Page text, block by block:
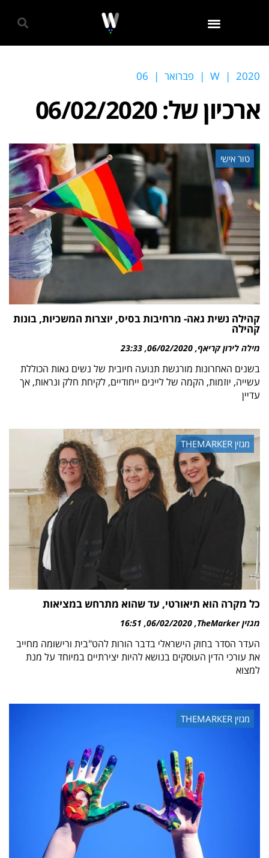
W | 2020
| פברואר |
06
ארכיון של:06/02/2020
טור אישי
קהילה נשית גאה- מרחיבות בסיס, יוצרות המשכיות, בונות
קהילה
מילה לירון קריאף 06/02/2020
23:33
בשנים האחרונות מורגשת תנועה חיובית של נשים גאות הכוללת
עשייה, יוזמות, הקמה של ליינים ייחודיים, לקיחת חלק ונראות, אך
עדיין
מגזין THEMARKER
כל מקרה הוא תיאורטי, עד שהוא מתרחש במציאות
מגזין TheMarker 06/02/2020
16:51
העדר הסדר בחוק הישראלי בדבר הורות להט"בית ורישומה מחייב
את עורכי הדין העוסקים בנושא להיות יצירתיים במיוחד על מנת
למצוא
מגזין THEMARKER